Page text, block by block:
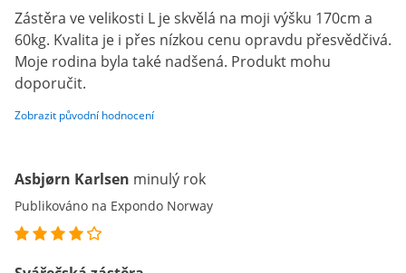
Zástěra ve velikosti L je skvělá na moji výšku 170cm a
60kg. Kvalita je i přes nízkou cenu opravdu přesvědčivá.
Moje rodina byla také nadšená. Produkt mohu
doporučit.
Zobrazit původní hodnocení
Asbjørn Karlsen minulý rok
Publikováno na Expondo Norway